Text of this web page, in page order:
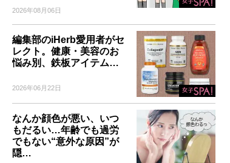
2026年08月06日
編集部のiHerb愛用者がセ
レクト。健康・美容のお
悩み別、鉄板アイテム…
2026年06月22日
なんか顔色が悪い、いつ
もだるい…年齢でも過労
でもない“意外な原因”が
隠…